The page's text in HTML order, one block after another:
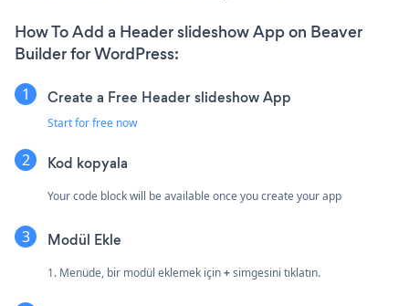
How To Add a Header slideshow App on Beaver
Builder for WordPress:
Create a Free Header slideshow App
Start for free now
Kod kopyala
Your code block will be available once you create your app
Modül Ekle
1. Menüde, bir modül eklemek için+simgesini tıklatın.